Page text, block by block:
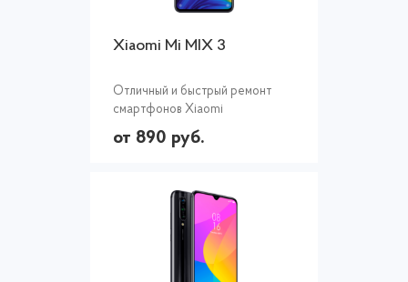
Xiaomi Mi MIX 3
Отличный и быстрый ремонт
смартфонов Xiaomi
от 890 руб.